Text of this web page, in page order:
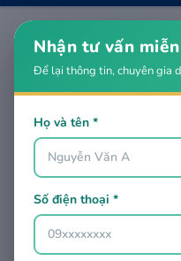
Nhận tư vấn
Để lại thông tin, chuyên gia
Họ và tên *
Số điện thoại *